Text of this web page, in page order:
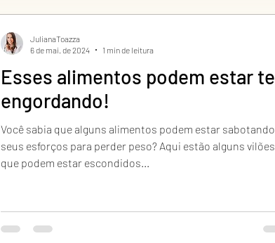
Esses alimentos podem estar te
engordando!
Você sabia que alguns alimentos podem estar sabotando
seus esforços para perder peso? Aqui estão alguns vilões
que podem estar escondidos...
JulianaToazza
6 de mai. de 2024
1 min de leitura